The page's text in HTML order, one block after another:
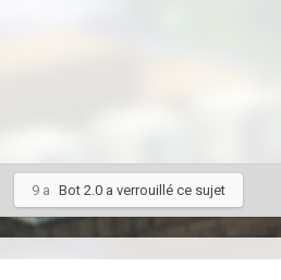
9 a Bot 2.0 a verrouillé ce sujet